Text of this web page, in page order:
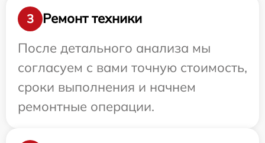
3
Ремонт техники
После детального анализа мы
согласуем с вами точную стоимость,
сроки выполнения и начнем
ремонтные операции.